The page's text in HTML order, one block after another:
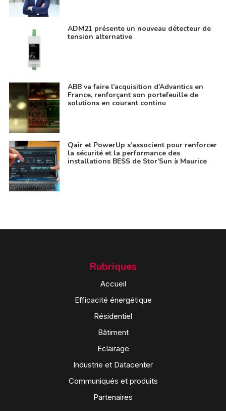
ADM21 présente un nouveau détecteur de
tension alternative
ABB va faire l’acquisition d’Advantics en
France, renforçant son portefeuille de
solutions en courant continu
Qair et PowerUp s’associent pour renforcer
la sécurité et la performance des
installations BESS de Stor’Sun à Maurice
Rubriques
Accueil
Efficacité énergétique
Résidentiel
Bâtiment
Eclairage
Industrie et Datacenter
Communiqués et produits
Partenaires